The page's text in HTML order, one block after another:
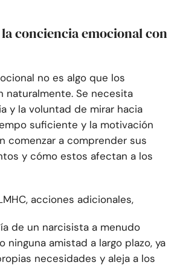
conciencia emocional con
no es algo que los
naturalmente. Se necesita
y la voluntad de mirar hacia
suficiente y la motivación
comenzar a comprender sus
y cómo estos afectan a los
acciones adicionales,
de un narcisista a menudo
ninguna amistad a largo plazo, ya
necesidades y aleja a los